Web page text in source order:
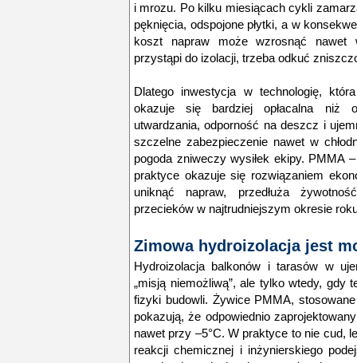
i mrozu. Po kilku miesiącach cykli
pęknięcia, odspojone płytki, a w
koszt napraw może wzrosnąć nawet
przystąpi do izolacji, trzeba odkuć
Dlatego inwestycja w technologię,
okazuje się bardziej opłacalna niż
utwardzania, odporność na deszcz i
szczelne zabezpieczenie nawet w
pogoda zniweczy wysiłek ekipy. PMMA
praktyce okazuje się rozwiązaniem
uniknąć napraw, przedłuża
przecieków w najtrudniejszym okresie
Zimowa hydroizolacja jest
Hydroizolacja balkonów i tarasów w
„misją niemożliwą”, ale tylko wtedy, gdy
fizyki budowli. Żywice PMMA,
pokazują, że odpowiednio
nawet przy –5°C. W praktyce to nie cud,
reakcji chemicznej i inżynierskiego